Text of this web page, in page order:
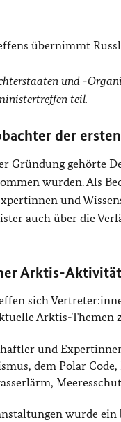
übernimmt
und -
teil.
der
Gründung gehörte
wurden. Als
und
auch über die
Arktis-
sich
Arktis-Themen
und
dem Polar
wurde